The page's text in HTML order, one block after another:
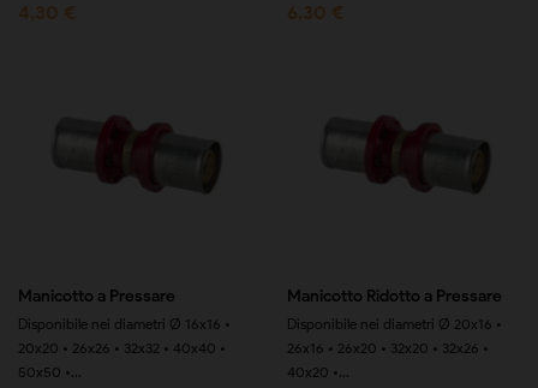
4,30 € 6,30 €
Manicotto a Pressare
Disponibile nei diametri Ø 16x16 •
20x20 • 26x26 • 32x32 • 40x40 •
50x50 •...
Manicotto Ridotto a Pressare
Disponibile nei diametri Ø 20x16 •
26x16 • 26x20 • 32x20 • 32x26 •
40x20 •...